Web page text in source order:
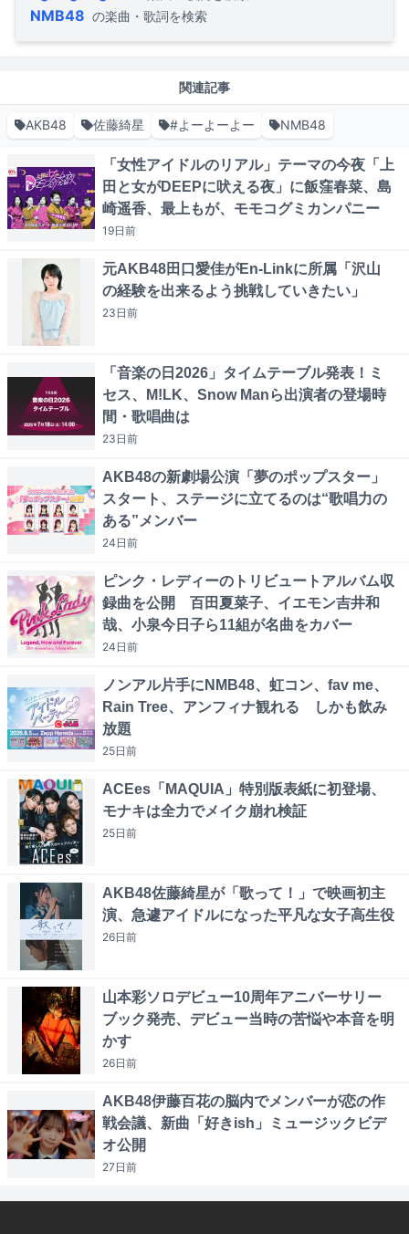
NMB48 の楽曲・歌詞を検索
関連記事
AKB48 佐藤綺星 #よーよーよー NMB48
「女性アイドルのリアル」テーマの今夜「上
田と女がDEEPに吠える夜」に飯窪春菜、島
崎遥香、最上もが、モモコグミカンパニー
19日前
元AKB48田口愛佳がEn-Linkに所属「沢山
の経験を出来るよう挑戦していきたい」
23日前
「音楽の日2026」タイムテーブル発表！ミ
セス、M!LK、Snow Manら出演者の登場時
間・歌唱曲は
23日前
AKB48の新劇場公演「夢のポップスター」
スタート、ステージに立てるのは“歌唱力の
ある”メンバー
24日前
ピンク・レディーのトリビュートアルバム収
録曲を公開 百田夏菜子、イエモン吉井和
哉、小泉今日子ら11組が名曲をカバー
24日前
ノンアル片手にNMB48、虹コン、fav me、
Rain Tree、アンフィナ観れる しかも飲み
放題
25日前
ACEes「MAQUIA」特別版表紙に初登場、
モナキは全力でメイク崩れ検証
25日前
AKB48佐藤綺星が「歌って！」で映画初主
演、急遽アイドルになった平凡な女子高生役
26日前
山本彩ソロデビュー10周年アニバーサリー
ブック発売、デビュー当時の苦悩や本音を明
かす
26日前
AKB48伊藤百花の脳内でメンバーが恋の作
戦会議、新曲「好きish」ミュージックビデ
オ公開
27日前